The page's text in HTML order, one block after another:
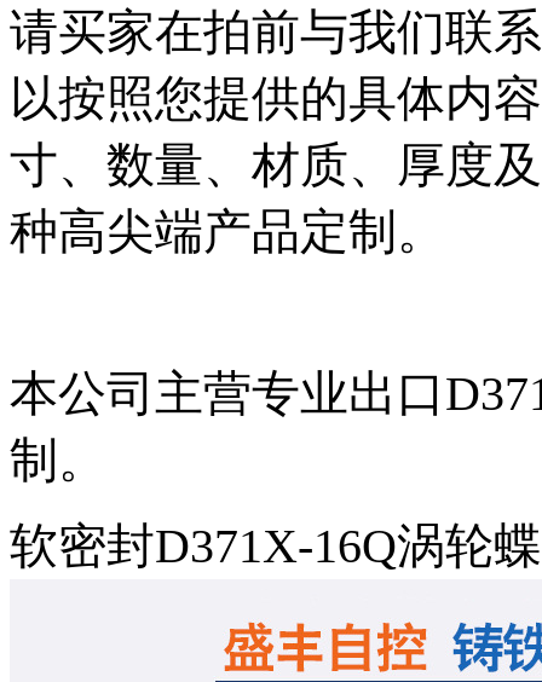
请买家在拍前与我们联
以按照您提供的具体内
寸、数量、材质、厚度
种高尖端产品定制。
本公司主营专业出口
制。
软密封D371X-16Q涡轮